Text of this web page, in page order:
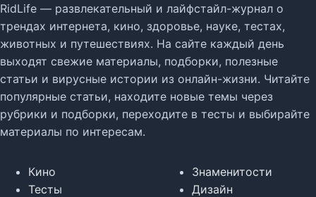
RidLife — развлекательный и лайфстайл-журнал о
трендах интернета, кино, здоровье, науке, тестах,
животных и путешествиях. На сайте каждый день
выходят свежие материалы, подборки, полезные
статьи и вирусные истории из онлайн-жизни. Читайте
популярные статьи, находите новые темы через
рубрики и подборки, переходите в тесты и выбирайте
материалы по интересам.
Кино
Тесты
Знаменитости
Дизайн